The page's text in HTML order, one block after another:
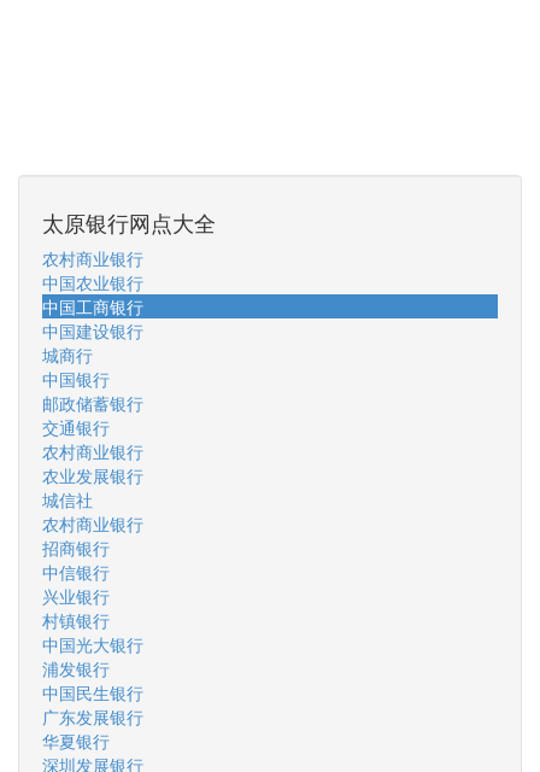
太原银行网点大全
农村商业银行
中国农业银行
中国工商银行
中国建设银行
城商行
中国银行
邮政储蓄银行
交通银行
农村商业银行
农业发展银行
城信社
农村商业银行
招商银行
中信银行
兴业银行
村镇银行
中国光大银行
浦发银行
中国民生银行
广东发展银行
华夏银行
深圳发展银行